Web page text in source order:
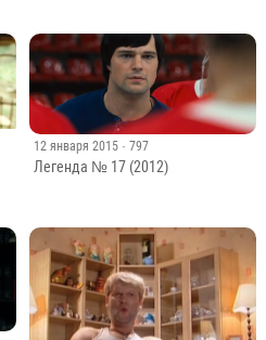
12 января 2015 · 797
Легенда № 17 (2012)